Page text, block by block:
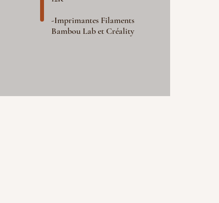
-Imprimantes Filaments
Bambou Lab et Créality